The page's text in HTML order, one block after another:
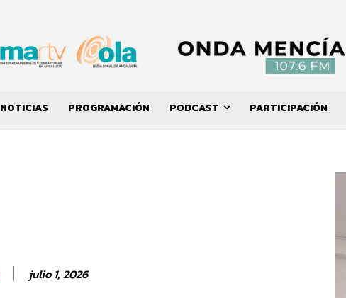
NOTICIAS PROGRAMACIÓN PODCAST PARTICIPACIÓN
julio 1, 2026